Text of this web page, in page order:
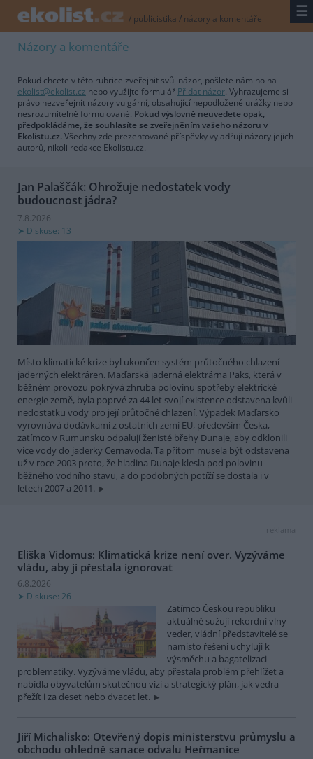
/ publicistika / názory a komentáře ☰
Názory a komentáře
Pokud chcete v této rubrice zveřejnit svůj názor, pošlete nám ho na
ekolist@ekolist.cz nebo využijte formulář Přidat názor. Vyhrazujeme si
právo nezveřejnit názory vulgární, obsahující nepodložené urážky nebo
nesrozumitelně formulované. Pokud výslovně neuvedete opak,
předpokládáme, že souhlasíte se zveřejněním vašeho názoru v
Ekolistu.cz. Všechny zde prezentované příspěvky vyjadřují názory jejich
autorů, nikoli redakce Ekolistu.cz.
Jan Palaščák: Ohrožuje nedostatek vody
budoucnost jádra?
7.8.2026
Diskuse: 13
Místo klimatické krize byl ukončen systém průtočného chlazení
jaderných elektráren. Maďarská jaderná elektrárna Paks, která v
běžném provozu pokrývá zhruba polovinu spotřeby elektrické
energie země, byla poprvé za 44 let svojí existence odstavena kvůli
nedostatku vody pro její průtočné chlazení. Výpadek Maďarsko
vyrovnává dodávkami z ostatních zemí EU, především Česka,
zatímco v Rumunsku odpalují ženisté břehy Dunaje, aby odklonili
více vody do jaderky Cernavoda. Ta přitom musela být odstavena
už v roce 2003 proto, že hladina Dunaje klesla pod polovinu
běžného vodního stavu, a do podobných potíží se dostala i v
letech 2007 a 2011.
reklama
Eliška Vidomus: Klimatická krize není over. Vyzýváme
vládu, aby ji přestala ignorovat
6.8.2026
Diskuse: 26
Zatímco Českou republiku
aktuálně sužují rekordní vlny
veder, vládní představitelé se
namísto řešení uchylují k
výsměchu a bagatelizaci
problematiky. Vyzýváme vládu, aby přestala problém přehlížet a
nabídla obyvatelům skutečnou vizi a strategický plán, jak vedra
přežít i za deset nebo dvacet let.
Jiří Michalisko: Otevřený dopis ministerstvu průmyslu a
obchodu ohledně sanace odvalu Heřmanice